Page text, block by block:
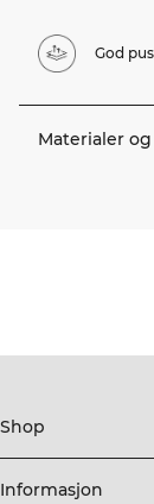
God
Materialer
Shop
Informasjon